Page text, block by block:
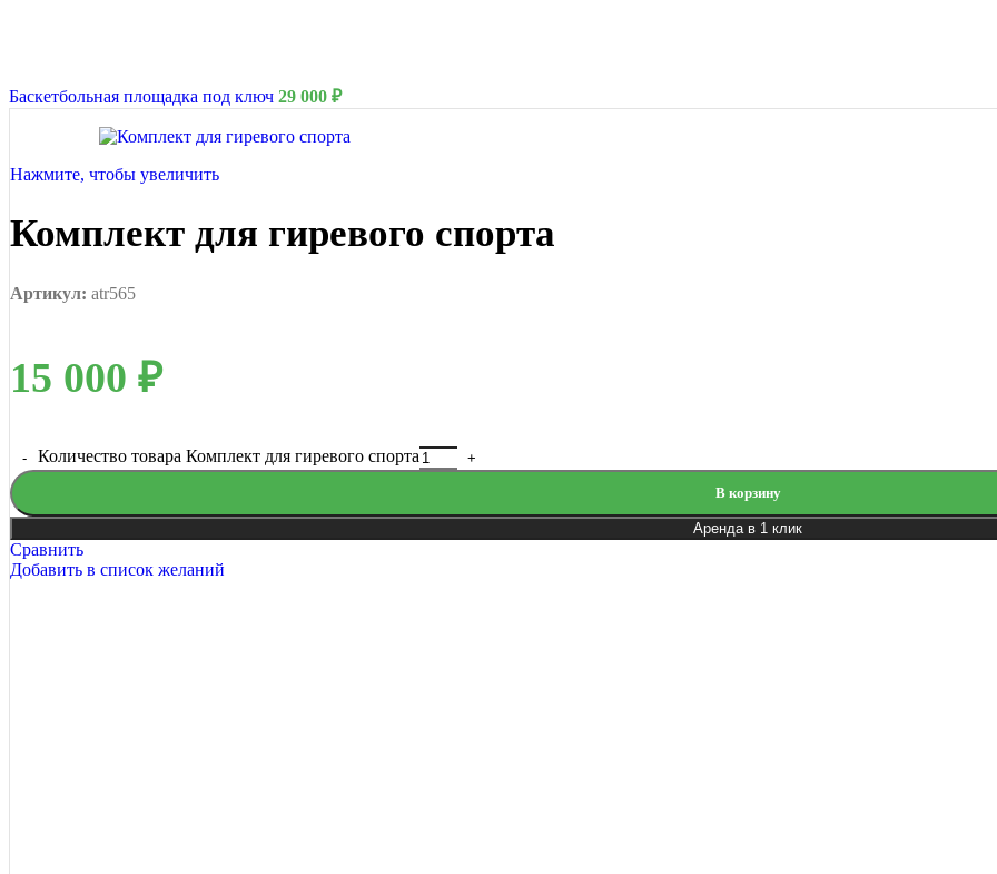
Баскетбольная площадка под ключ 29 000 ₽
Нажмите, чтобы увеличить
Комплект для гиревого спорта
Артикул: atr565
15 000 ₽
Количество товара Комплект для гиревого спорта
В корзину
Аренда в 1 клик
Сравнить
Добавить в список желаний